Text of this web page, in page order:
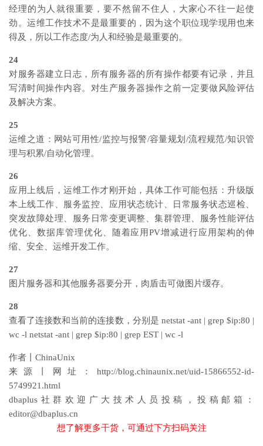
经理的为人就很重要，要不然留不住人，大家心不往一起使
劲。运维工作技术不是最重要的，因为这个职位现学现用也来
得及，所以工作态度/为人和经验是最重要的。
24
对服务器建立日志，所有服务器的所有操作都要有记录，并且
写清时间操作内容。对生产服务器操作之前一定要做风险评估
及解决方案。
25
运维之道：网站可用性/监控与报警/容量规划/流程规范/知识管
理与积累/自动化管理。
26
应用上线后，运维工作才刚开始，具体工作可能包括：升级版
本上线工作、服务监控、应用状态统计、日常服务状态巡检、
突发故障处理、服务日常变更调整、集群管理、服务性能评估
优化、数据库管理优化、随着应用PV增减进行应用架构的伸
缩、安全、运维开发工作。
27
图片服务器和其他服务器要分开，肉盾击可做图片缓存。
28
查看了连接数和当前的连接数，分别是 netstat -ant | grep $ip:80 |
wc -l netstat -ant | grep $ip:80 | grep EST | wc -l
作者丨ChinaUnix
来源丨网址：http://blog.chinaunix.net/uid-15866552-id-
5749921.html
dbaplus社群欢迎广大技术人员投稿，投稿邮箱：
editor@dbaplus.cn
想了解更多干货，可通过下方扫码关注